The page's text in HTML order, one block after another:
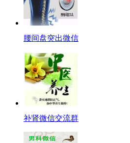
腰间盘突出微信
补肾微信交流群